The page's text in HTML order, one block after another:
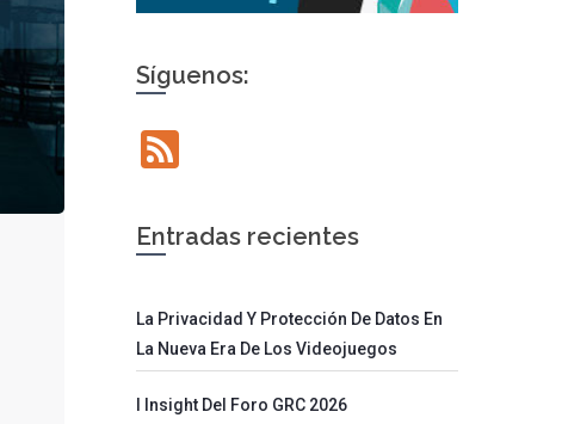
Síguenos:
Entradas recientes
La Privacidad Y Protección De Datos En
La Nueva Era De Los Videojuegos
I Insight Del Foro GRC 2026